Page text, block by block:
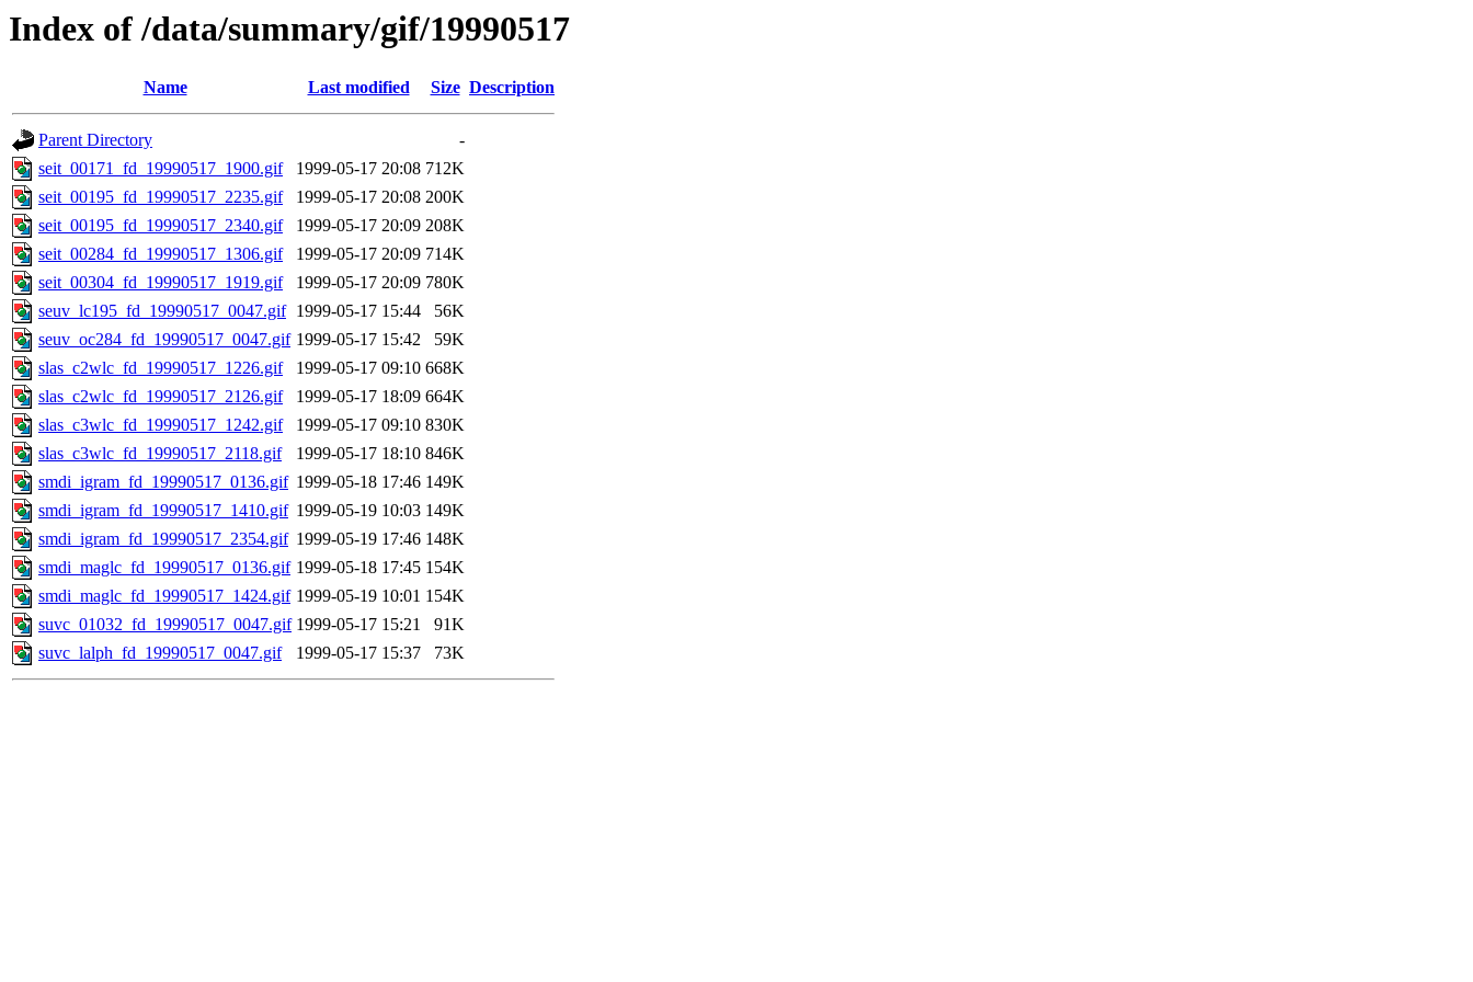
Index of /data/summary/gif/19990517
Name Last modified Size Description
Parent Directory
-
seit_00171_fd_19990517_1900.gif
1999-05-17 20:08 712K
seit_00195_fd_19990517_2235.gif
1999-05-17 20:08 200K
seit_00195_fd_19990517_2340.gif
1999-05-17 20:09 208K
seit_00284_fd_19990517_1306.gif
1999-05-17 20:09 714K
seit_00304_fd_19990517_1919.gif
1999-05-17 20:09 780K
seuv_lc195_fd_19990517_0047.gif 1999-05-17 15:44
56K
seuv_oc284_fd_19990517_0047.gif 1999-05-17 15:42
59K
slas_c2wlc_fd_19990517_1226.gif
1999-05-17 09:10 668K
slas_c2wlc_fd_19990517_2126.gif
1999-05-17 18:09 664K
slas_c3wlc_fd_19990517_1242.gif
1999-05-17 09:10 830K
slas_c3wlc_fd_19990517_2118.gif
1999-05-17 18:10 846K
smdi_igram_fd_19990517_0136.gif 1999-05-18 17:46 149K
smdi_igram_fd_19990517_1410.gif 1999-05-19 10:03 149K
smdi_igram_fd_19990517_2354.gif 1999-05-19 17:46 148K
smdi_maglc_fd_19990517_0136.gif 1999-05-18 17:45 154K
smdi_maglc_fd_19990517_1424.gif 1999-05-19 10:01 154K
suvc_01032_fd_19990517_0047.gif 1999-05-17 15:21
91K
suvc_lalph_fd_19990517_0047.gif
1999-05-17 15:37 73K